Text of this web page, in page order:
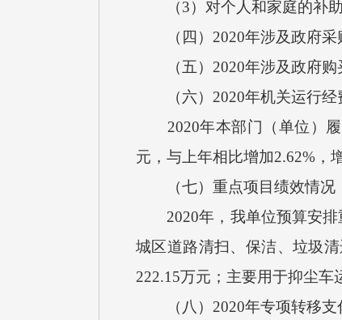
（3）对个人和家庭的补助
（四）2020年涉及政府采
（五）2020年涉及政府购
（六）2020年机关运行经
2020年本部门（单位）履
元，与上年相比增加2.62%，
（七）重点项目绩效情况
2020年，我单位预算安排
城区道路清扫、保洁、垃圾
222.15万元；主要用于抑尘车
（八）2020年专项转移支